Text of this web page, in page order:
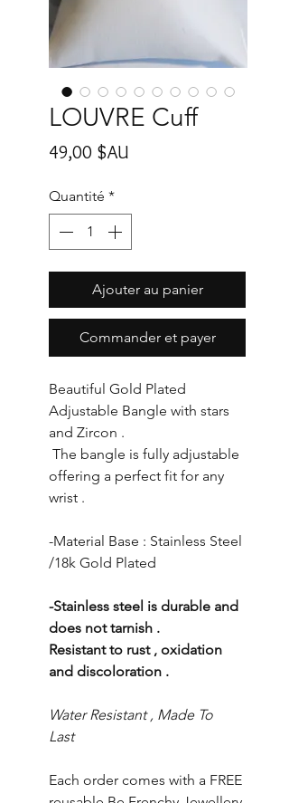
LOUVRE Cuff
49,00 $AU
Quantité *
Ajouter au panier
Commander et payer
Beautiful Gold Plated
Adjustable Bangle with stars
and Zircon .
The bangle is fully adjustable
offering a perfect fit for any
wrist .
-Material Base : Stainless Steel
/18k Gold Plated
-Stainless steel is durable and
does not tarnish .
Resistant to rust , oxidation
and discoloration .
Water Resistant , Made To
Last
Each order comes with a FREE